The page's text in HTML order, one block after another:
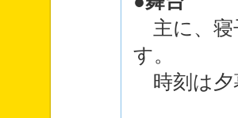
主に、寝
す。
時刻は夕